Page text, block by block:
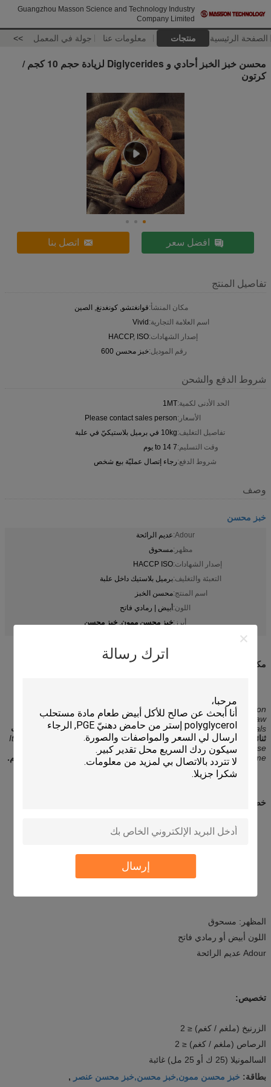
Guangzhou Masson Science and Technology Industry
Company Limited
الصفحة الرئيسية منتجات معلومات عنا جولة في المعمل >>
اترك رسالة
إرسال
محسن خبز الخبز أحادي و Diglycerides لزيادة حجم 10 كجم /
كرتون
افضل سعر اتصل بنا
تفاصيل المنتج
مكان المنشأ:قوانغتشو, كونغدنغ, الصين
اسم العلامة التجارية:Vivid
إصدار الشهادات:HACCP, ISO
رقم الموديل:خبز محسن 600
شروط الدفع والشحن
الحد الأدنى لكمية:1MT
الأسعار:Please contact sales person
تفاصيل التغليف:10kg في برميل بلاستيكيّ في علبة
وقت التسليم:7 to 14 يوم
شروط الدفع:رجاء إتصال عمليّة بيع شخص
وصف
خبز محسن
Adour: عديم الرائحة
مظهر:مسحوق
إصدار الشهادات:HACCP ISO
التعبئة والتغليف:برميل بلاستيك داخل علبة
اسم المنتج:محسن الخبز
اللون:أبيض | رمادي فاتح
أبرز:خبز محسن ممون, خبز محسن
مكونات محسن خبز الخبز أحادية و Diglycerides لزيادة الحجم
This product is a complex raising agent for bread based on
dicalcium phosphate and mono- and diglycerides etc. as raw
materials. هذا المنتج عبارة عن عامل رفع معقد للخبز يعتمد على فوسفات
ثنائي الكالسيوم وأحادي الغليسريد وما إلى ذلك كمواد خام.
It can be used
in bread making process to strengthen the dough and increase
volume.
يمكن استخدامه في عملية صنع الخبز لتقوية العجين وزيادة الحجم.
خصائص المنتج ووظيفته:
تحسين مظهر الخبز.
Enable the mouth feel of bread to remain soft.
Prolong shelf life of bread. إطالة عمر الخبز.
المظهر: مسحوق
اللون أبيض أو رمادي فاتح
Adour عديم الرائحة
تخصيص:
الزرنيخ (ملغم / كغم) ≤ 2
الرصاص (ملغم / كغم) ≤ 2
السالمونيلا (25 ك أو 25 مل) غائبة
بطاقة: خبز محسن ممون,خبز محسن,خبز محسن عنصر ,